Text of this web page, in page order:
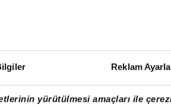
Reklam
yürütülmesi amaçları ile